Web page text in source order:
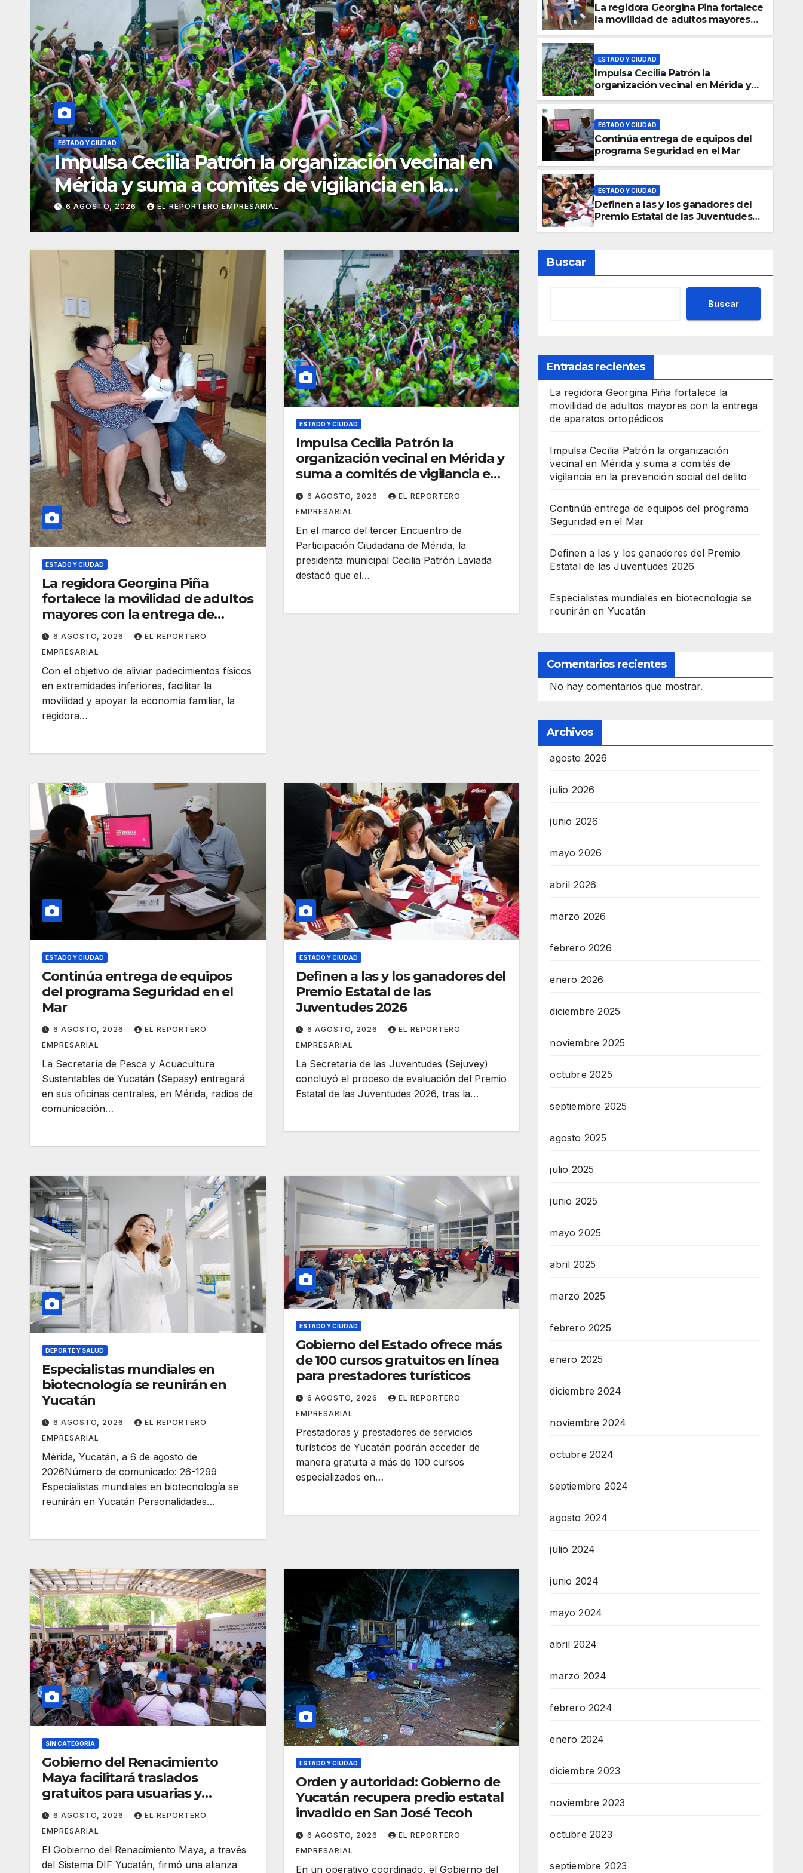
ESTADO Y CIUDAD
Continúa entrega de equipos del programa
Seguridad en el Mar
6 AGOSTO, 2026 EL REPORTERO EMPRESARIAL
ESTADO Y CIUDAD
Definen a las y los
de las Juventudes 2026
6 AGOSTO, 2026 EL REPORTERO EMPRESARIAL
La regidora Georgina Piña fortalece
la movilidad de adultos mayores
ESTADO Y CIUDAD
Impulsa Cecilia Patrón la
organización vecinal en Mérida y
ESTADO Y CIUDAD
Continúa entrega de equipos del
programa Seguridad en el Mar
ESTADO Y CIUDAD
Definen a las y los ganadores del
Premio Estatal de las Juventudes
ESTADO Y CIUDAD
La regidora Georgina Piña
fortalece la movilidad de adultos
mayores con la entrega de
aparatos ortopédicos
6 AGOSTO, 2026
EL REPORTERO
EMPRESARIAL
Con el objetivo de aliviar padecimientos físicos
en extremidades inferiores, facilitar la
movilidad y apoyar la economía familiar, la
regidora…
ESTADO Y CIUDAD
Impulsa Cecilia Patrón la
organización vecinal en Mérida y
suma a comités de vigilancia en
la prevención social del delito
6 AGOSTO, 2026
EL REPORTERO
EMPRESARIAL
En el marco del tercer Encuentro de
Participación Ciudadana de Mérida, la
presidenta municipal Cecilia Patrón Laviada
destacó que el…
ESTADO Y CIUDAD
Continúa entrega de equipos
del programa Seguridad en el
Mar
6 AGOSTO, 2026
EL REPORTERO
EMPRESARIAL
La Secretaría de Pesca y Acuacultura
Sustentables de Yucatán (Sepasy) entregará
en sus oficinas centrales, en Mérida, radios de
comunicación…
ESTADO Y CIUDAD
Definen a las y los ganadores del
Premio Estatal de las
Juventudes 2026
6 AGOSTO, 2026
EL REPORTERO
EMPRESARIAL
La Secretaría de las Juventudes (Sejuvey)
concluyó el proceso de evaluación del Premio
Estatal de las Juventudes 2026, tras la…
DEPORTE Y SALUD
Especialistas mundiales en
biotecnología se reunirán en
Yucatán
6 AGOSTO, 2026
EL REPORTERO
EMPRESARIAL
Mérida, Yucatán, a 6 de agosto de
2026Número de comunicado: 26-1299
Especialistas mundiales en biotecnología se
reunirán en Yucatán Personalidades…
ESTADO Y CIUDAD
Gobierno del Estado ofrece más
de 100 cursos gratuitos en línea
para prestadores turísticos
6 AGOSTO, 2026
EL REPORTERO
EMPRESARIAL
Prestadoras y prestadores de servicios
turísticos de Yucatán podrán acceder de
manera gratuita a más de 100 cursos
especializados en…
SIN CATEGORÍA
Gobierno del Renacimiento
Maya facilitará traslados
gratuitos para usuarias y
usuarios del CREE
6 AGOSTO, 2026
EL REPORTERO
EMPRESARIAL
El Gobierno del Renacimiento Maya, a través
del Sistema DIF Yucatán, firmó una alianza
ESTADO Y CIUDAD
Orden y autoridad: Gobierno de
Yucatán recupera predio estatal
invadido en San José Tecoh
6 AGOSTO, 2026
EL REPORTERO
EMPRESARIAL
En un operativo coordinado, el Gobierno del
Buscar
Buscar
Entradas recientes
La regidora Georgina Piña fortalece la
movilidad de adultos mayores con la entrega
de aparatos ortopédicos
Impulsa Cecilia Patrón la organización
vecinal en Mérida y suma a comités de
vigilancia en la prevención social del delito
Continúa entrega de equipos del programa
Seguridad en el Mar
Definen a las y los ganadores del Premio
Estatal de las Juventudes 2026
Especialistas mundiales en biotecnología se
reunirán en Yucatán
Comentarios recientes
No hay comentarios que mostrar.
Archivos
agosto 2026
julio 2026
junio 2026
mayo 2026
abril 2026
marzo 2026
febrero 2026
enero 2026
diciembre 2025
noviembre 2025
octubre 2025
septiembre 2025
agosto 2025
julio 2025
junio 2025
mayo 2025
abril 2025
marzo 2025
febrero 2025
enero 2025
diciembre 2024
noviembre 2024
octubre 2024
septiembre 2024
agosto 2024
julio 2024
junio 2024
mayo 2024
abril 2024
marzo 2024
febrero 2024
enero 2024
diciembre 2023
noviembre 2023
octubre 2023
septiembre 2023